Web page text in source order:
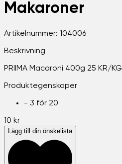
Makaroner
Artikelnummer: 104006
Beskrivning
PRIIMA Macaroni 400g 25 KR/KG
Produktegenskaper
- 3 för 20
10 kr
Lägg till din önskelista